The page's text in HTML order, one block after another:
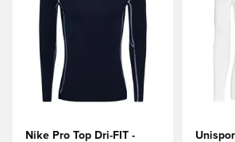
Nike Pro Top Dri-FIT -